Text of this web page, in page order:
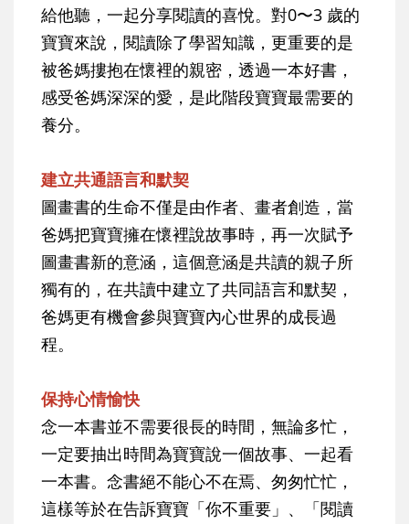
給他聽，一起分享閱讀的喜悅。對0〜3 歲的
寶寶來說，閱讀除了學習知識，更重要的是
被爸媽摟抱在懷裡的親密，透過一本好書，
感受爸媽深深的愛，是此階段寶寶最需要的
養分。
建立共通語言和默契
圖畫書的生命不僅是由作者、畫者創造，當
爸媽把寶寶擁在懷裡說故事時，再一次賦予
圖畫書新的意涵，這個意涵是共讀的親子所
獨有的，在共讀中建立了共同語言和默契，
爸媽更有機會參與寶寶內心世界的成長過
程。
保持心情愉快
念一本書並不需要很長的時間，無論多忙，
一定要抽出時間為寶寶說一個故事、一起看
一本書。念書絕不能心不在焉、匆匆忙忙，
這樣等於在告訴寶寶「你不重要」、「閱讀